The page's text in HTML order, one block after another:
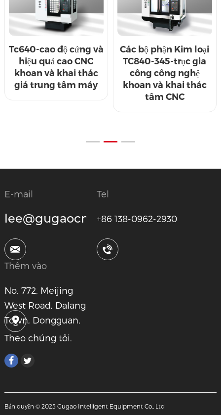
Tc640-cao độ cứng và
hiệu quả cao CNC
khoan và khai thác
giá trung tâm máy
Các bộ phận Kim loại
TC840-345-trục gia
công công nghệ
khoan và khai thác
tâm CNC
E-mail
lee@gugaocnc.com
Tel
+86 138-0962-2930
Thêm vào
No. 772, Meijing
West Road, Dalang
Town, Dongguan,
China
Theo chúng tôi.
Bản quyền © 2025 Gugao Intelligent Equipment Co., Ltd